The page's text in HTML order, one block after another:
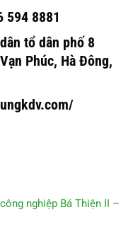
594 8881
tổ dân phố 8
Phúc, Hà Đông,
nghiệp Bá Thiện II –